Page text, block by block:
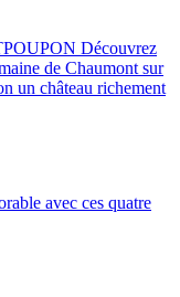
Découvrez
de Chaumont sur
un château richement
avec ces quatre